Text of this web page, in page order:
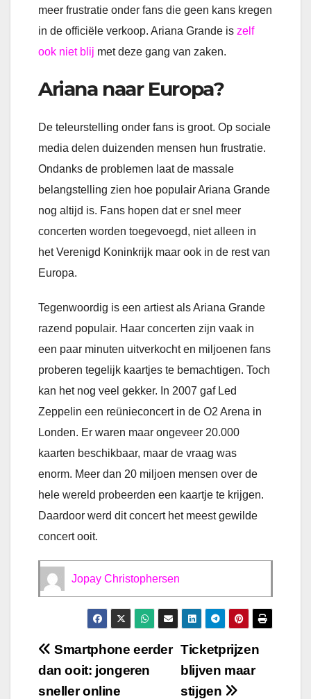
meer frustratie onder fans die geen kans kregen
in de officiële verkoop. Ariana Grande is zelf
ook niet blij met deze gang van zaken.
Ariana naar Europa?
De teleurstelling onder fans is groot. Op sociale
media delen duizenden mensen hun frustratie.
Ondanks de problemen laat de massale
belangstelling zien hoe populair Ariana Grande
nog altijd is. Fans hopen dat er snel meer
concerten worden toegevoegd, niet alleen in
het Verenigd Koninkrijk maar ook in de rest van
Europa.
Tegenwoordig is een artiest als Ariana Grande
razend populair. Haar concerten zijn vaak in
een paar minuten uitverkocht en miljoenen fans
proberen tegelijk kaartjes te bemachtigen. Toch
kan het nog veel gekker. In 2007 gaf Led
Zeppelin een reünieconcert in de O2 Arena in
Londen. Er waren maar ongeveer 20.000
kaarten beschikbaar, maar de vraag was
enorm. Meer dan 20 miljoen mensen over de
hele wereld probeerden een kaartje te krijgen.
Daardoor werd dit concert het meest gewilde
concert ooit.
Jopay Christophersen
Bericht
navigatie
Ticketprijzen
blijven maar
stijgen
Smartphone eerder
dan ooit: jongeren
sneller online